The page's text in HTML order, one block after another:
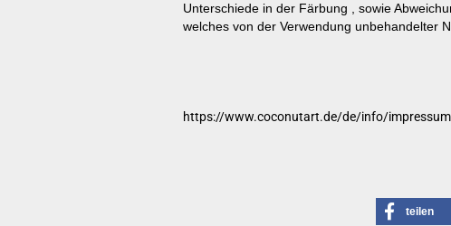
Unterschiede in der Färbung , sowie
welches von der Verwendung unbehandelter
https://www.coconutart.de/de/info/
teilen